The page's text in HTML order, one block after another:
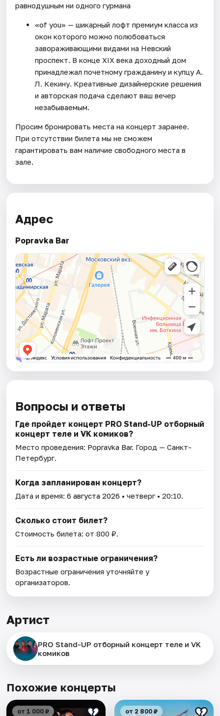
равнодушным ни одного гурмана
«of you» — шикарный лофт премиум класса из
окон которого можно полюбоваться
завораживающими видами на Невский
проспект. В конце XIX века доходный дом
принадлежал почетному гражданину и купцу А.
Л. Кекину. Креативные дизайнерские решения
и авторская подача сделают ваш вечер
незабываемым.
Просим бронировать места на концерт заранее.
При отсутствии билета мы не сможем
гарантировать вам наличие свободного места в
зале.
Адрес
Popravka Bar
Вопросы и ответы
Где пройдет концерт PRO Stand-UP отборный
концерт теле и VK комиков?
Место проведения: Popravka Bar. Город — Санкт-
Петербург.
Когда запланирован концерт?
Дата и время:6 августа 2026 • четверг • 20:10.
Сколько стоит билет?
Стоимость билета: от 800 ₽.
Есть ли возрастные ограничения?
Возрастные ограничения уточняйте у
организаторов.
Артист
PRO Stand-UP отборный концерт теле и VK
комиков
Похожие концерты
от 1 000 ₽ от 2 800 ₽